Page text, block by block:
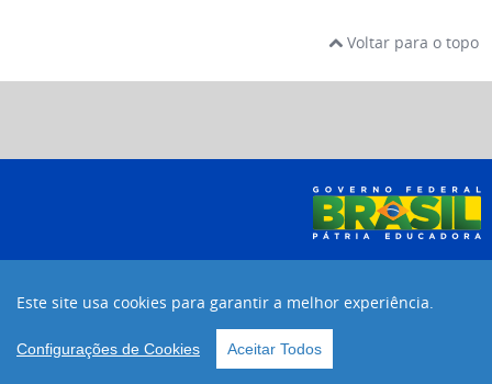
Este site usa cookies para garantir a melhor experiência.
Configurações de Cookies Aceitar Todos
Voltar para o topo
Desenvolvido com código aberto